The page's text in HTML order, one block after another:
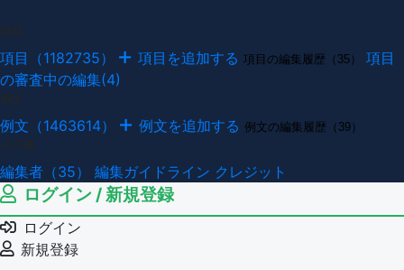
項目（1182735） 項目を追加する 項目の編集履歴（35）
項目
の審査中の編集(4)
例文（1463614） 例文を追加する 例文の編集履歴（39）
編集者（35） 編集ガイドライン クレジット
ログイン / 新規登録
ログイン
新規登録